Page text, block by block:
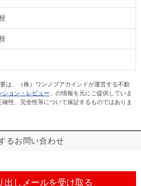
は、（株）ワンノブアカインドが運営する不動
ション・レビュー 」の情報を元にご提供していま
性、完全性等について保証するものではありま
るお問い合わせ
出しメールを受け取る